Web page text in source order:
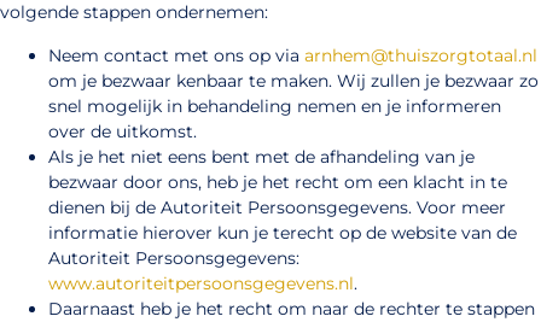
volgende stappen ondernemen:
Neem contact met ons op via arnhem@thuiszorgtotaal.nl
om je bezwaar kenbaar te maken. Wij zullen je bezwaar zo
snel mogelijk in behandeling nemen en je informeren
over de uitkomst.
Als je het niet eens bent met de afhandeling van je
bezwaar door ons, heb je het recht om een klacht in te
dienen bij de Autoriteit Persoonsgegevens. Voor meer
informatie hierover kun je terecht op de website van de
Autoriteit Persoonsgegevens:
www.autoriteitpersoonsgegevens.nl.
Daarnaast heb je het recht om naar de rechter te stappen